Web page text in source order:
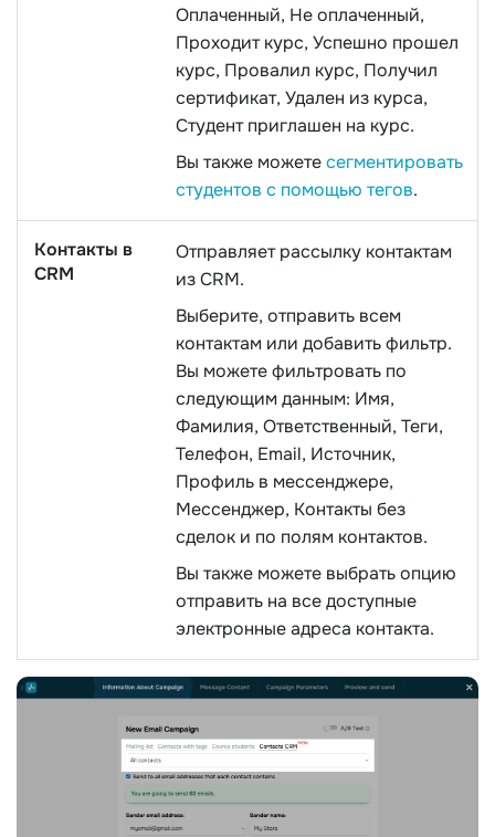
Оплаченный, Не оплаченный,
Проходит курс, Успешно прошел
курс, Провалил курс, Получил
сертификат, Удален из курса,
Студент приглашен на курс.
Вы также можетесегментировать
студентов с помощью тегов.
Контакты в
CRM
Отправляет рассылку контактам
из CRM.
Выберите, отправить всем
контактам или добавить фильтр.
Вы можете фильтровать по
следующим данным: Имя,
Фамилия, Ответственный, Теги,
Телефон, Email, Источник,
Профиль в мессенджере,
Мессенджер, Контакты без
сделок и по полям контактов.
Вы также можете выбрать опцию
отправить на все доступные
электронные адреса контакта.